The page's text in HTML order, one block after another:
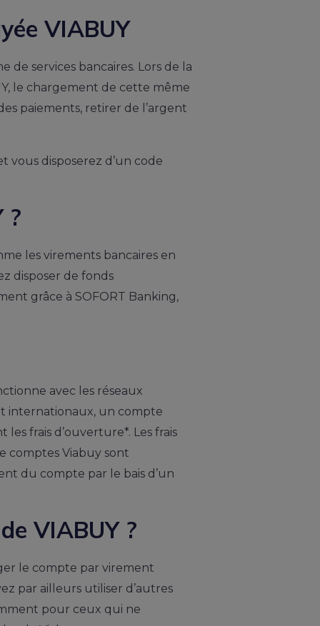
VIABUY
de services bancaires. Lors de la
le chargement de cette même
paiements, retirer de l’argent
vous disposerez d’un code
?
les virements bancaires en
disposer de fonds
grâce à SOFORT Banking,
avec les réseaux
internationaux, un compte
frais d’ouverture*. Les frais
comptes Viabuy sont
du compte par le bais d’un
VIABUY ?
le compte par virement
par ailleurs utiliser d’autres
pour ceux qui ne